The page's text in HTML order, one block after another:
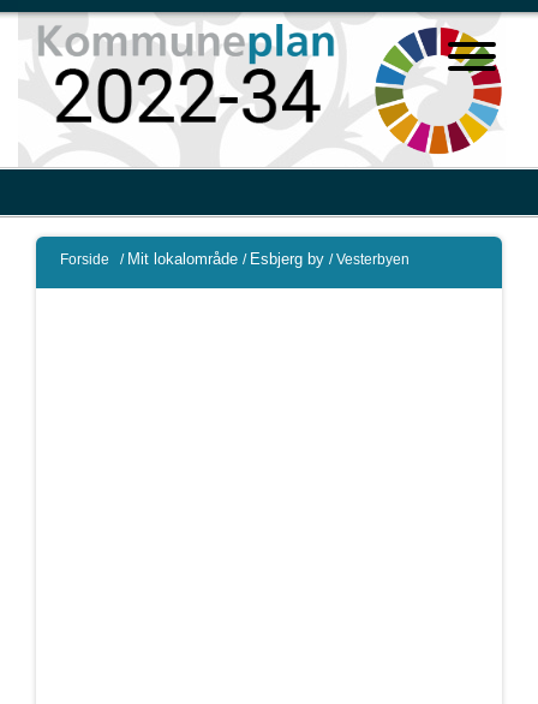
Forside / Mit lokalområde / Esbjerg by / Vesterbyen